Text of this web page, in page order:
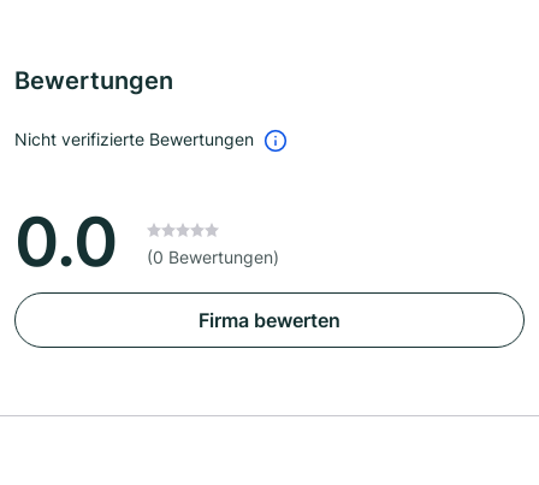
Bewertungen
Nicht verifizierte Bewertungen
0.0 (0 Bewertungen)
Firma bewerten